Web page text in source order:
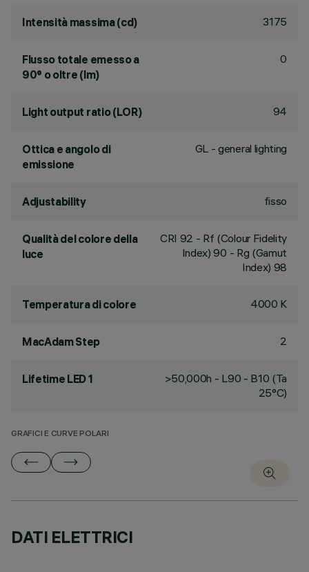
Intensità massima (cd) 3175
Flusso totale emesso a
90° o oltre (lm)
0
Light output ratio (LOR) 94
Ottica e angolo di
emissione
GL - general lighting
Adjustability fisso
Qualità del colore della
luce
CRI 92 - Rf (Colour Fidelity
Index) 90 - Rg (Gamut
Index) 98
Temperatura di colore 4000 K
MacAdam Step 2
Lifetime LED 1
>50,000h - L90 - B10 (Ta
25°C)
GRAFICI E CURVE POLARI
DATI ELETTRICI